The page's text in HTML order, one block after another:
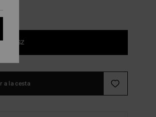
1SZ
a la cesta